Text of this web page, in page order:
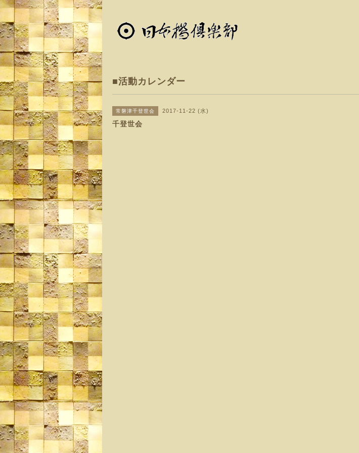
■活動カレンダー
常磐津千登世会 2017-11-22 (水)
千登世会